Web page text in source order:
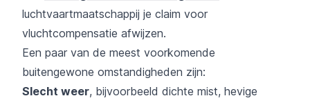
luchtvaartmaatschappij je claim voor
vluchtcompensatie afwijzen.
Een paar van de meest voorkomende
buitengewone omstandigheden zijn:
Slecht weer, bijvoorbeeld dichte mist, hevige